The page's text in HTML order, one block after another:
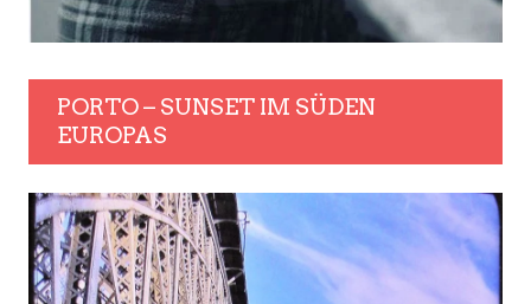
PORTO – SUNSET IM SÜDEN
EUROPAS